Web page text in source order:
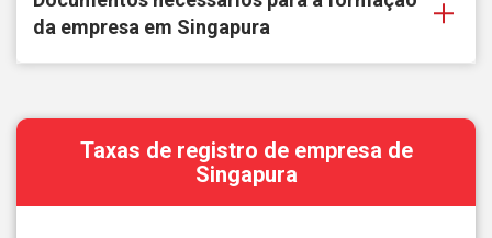
da empresa em Singapura
Taxas de registro de empresa de
Singapura